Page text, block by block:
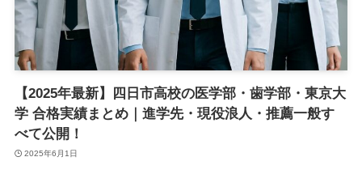
【2025年最新】四日市高校の医学部・歯学部・東京大
学 合格実績まとめ｜進学先・現役浪人・推薦一般す
べて公開！
2025年6月1日